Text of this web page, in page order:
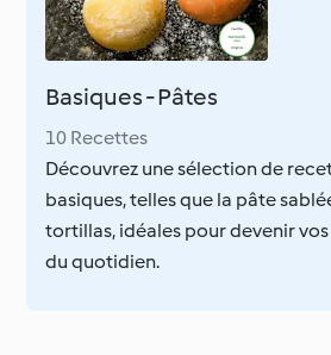
Basiques - Pâtes
10 Recettes
Découvrez une sélection de
basiques, telles que la pâte
tortillas, idéales pour devenir
du quotidien.